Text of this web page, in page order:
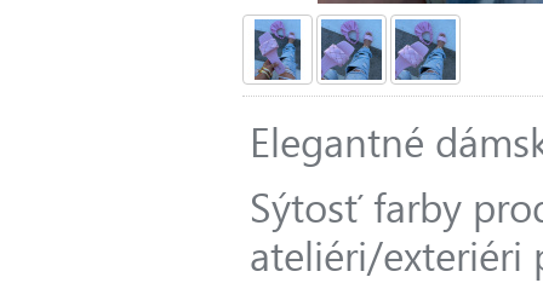
Elegantné
Sýtosť farby
ateliéri/exteriéri